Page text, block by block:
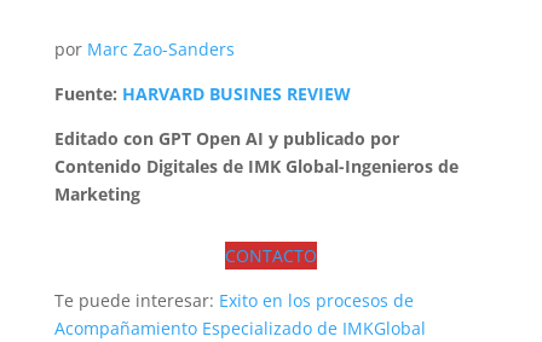
por Marc Zao-Sanders
Fuente: HARVARD BUSINES REVIEW
Editado con GPT Open AI y publicado por
Contenido Digitales de IMK Global-Ingenieros de
Marketing
CONTACTO
Te puede interesar: Exito en los procesos de
Acompañamiento Especializado de IMKGlobal